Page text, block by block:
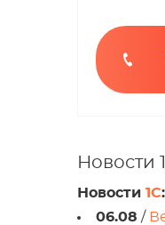
Новости
Новости 1С:
06.08 /